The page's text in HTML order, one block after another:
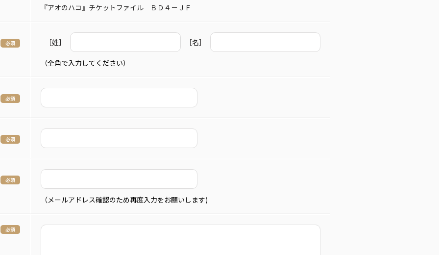
『アオのハコ』チケットファイル ＢＤ４－ＪＦ
［姓］ ［名］
（全角で入力してください）
（メールアドレス確認のため再度入力をお願いします)